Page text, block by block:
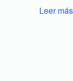
Leer más